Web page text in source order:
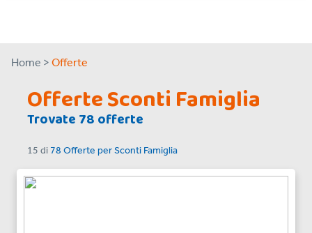
Home > Offerte
Offerte Sconti Famiglia
Trovate 78 offerte
15 di 78 Offerte perSconti Famiglia